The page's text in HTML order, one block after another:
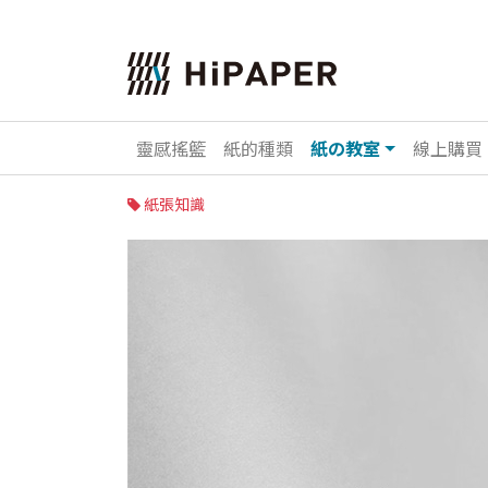
靈感搖籃 紙的種類 紙の教室 線上購買
紙張知識